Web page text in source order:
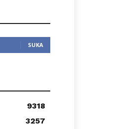
SUKA
9318
3257